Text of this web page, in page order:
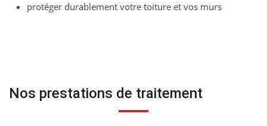
protéger durablement votre toiture et vos murs
Nos prestations de traitement